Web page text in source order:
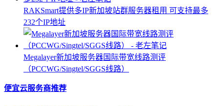
RAKSmart提供多IP新加坡站群服务器租用 可支持最多
232个IP地址
Megalayer新加坡服务器国际带宽线路测评
（PCCWG/Singtel/SGGS线路）
便宜云服务商推荐